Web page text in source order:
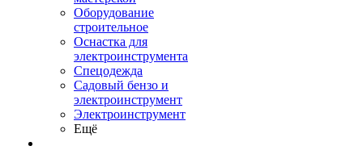
Оборудование
строительное
Оснастка для
электроинструмента
Спецодежда
Садовый бензо и
электроинструмент
Электроинструмент
Ещё